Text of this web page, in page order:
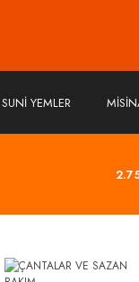
SUNİ YEMLER